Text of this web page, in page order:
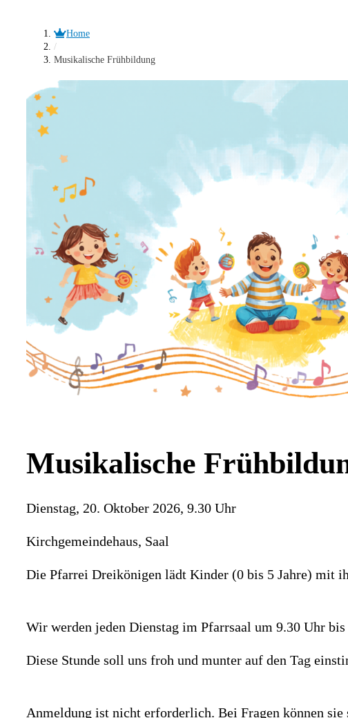
Home
/
Musikalische Frühbildung
Musikalische
Dienstag, 20. Oktober 2026, 9.30 Uhr
Kirchgemeindehaus, Saal
Die Pfarrei Dreikönigen lädt Kinder (0 bis 5 Jahre) mit
Wir werden jeden Dienstag im Pfarrsaal um 9.30 Uhr
Diese Stunde soll uns froh und munter auf den Tag
Anmeldung ist nicht erforderlich. Bei Fragen können